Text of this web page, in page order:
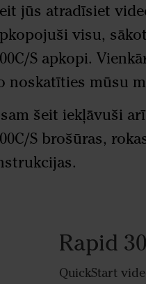
jūs atradīsiet
visu,
S apkopi.
noskatīties mūsu
šeit iekļāvuši
S brošūras,
Rapid
QuickStart